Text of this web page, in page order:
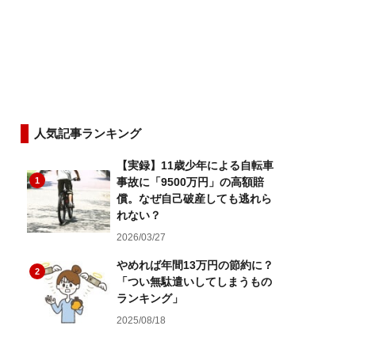
人気記事ランキング
1
【実録】11歳少年による自転車
事故に「9500万円」の高額賠
償。なぜ自己破産しても逃れら
れない？
2026/03/27
2
やめれば年間13万円の節約に？
「つい無駄遣いしてしまうもの
ランキング」
2025/08/18